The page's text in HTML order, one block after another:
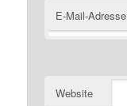
E-Mail-Adresse
Website